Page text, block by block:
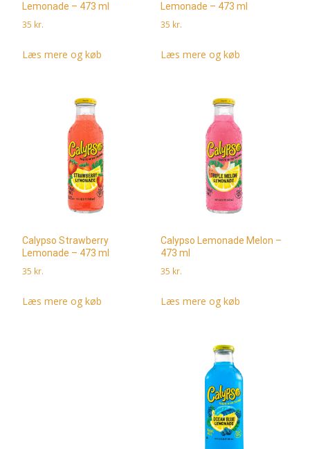
Lemonade – 473 ml
35 kr.
Læs mere og køb
Lemonade – 473 ml
35 kr.
Læs mere og køb
Calypso Strawberry
Lemonade – 473 ml
35 kr.
Læs mere og køb
Calypso Lemonade Melon –
473 ml
35 kr.
Læs mere og køb